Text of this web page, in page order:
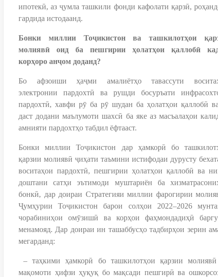
ипотекӣ, аз ҷумла ташкили фонди кафолати қарзӣ,
гардида истодаанд.
Бонки миллии Тоҷикистон ва ташкилотҳои
молиявӣ оид ба пешгирии ҳолатҳои қаллобӣ
корҳоро анҷом доданд?
Бо афзоиши ҳаҷми амалиётҳо тавассути
электронии пардохтӣ ва рушди босуръати
пардохтӣ, хавфи рӯ ба рӯ шудан ба ҳолатҳои қаллобӣ
даст додани маълумоти шахсӣ ба яке аз масъалаҳои
амнияти пардохтҳо табдил ёфтааст.
Бонки миллии Тоҷикистон дар ҳамкорӣ бо
қарзии молиявӣ ҷиҳати таъмини истифодаи дурусту
воситаҳои пардохтӣ, пешгирии ҳолатҳои қаллобӣ ва
доштани сатҳи эътимоди муштариён ба
бонкӣ, дар доираи Стратегияи миллии фарогирии
Ҷумҳурии Тоҷикистон барои солҳои 2022–2026
чорабиниҳои омӯзишӣ ва корҳои фаҳмондадиҳӣ
менамояд. Дар доираи ин ташаббусҳо тадбирҳои зерин
мегарданд:
– таҳкими ҳамкорӣ бо ташкилотҳои қарзии
мақомоти ҳифзи ҳуқуқ бо мақсади пешгирӣ ва